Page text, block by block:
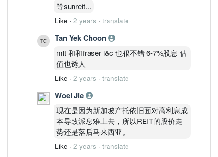
等sunreit...
Like · 2 years · translate
Tan Yek Choon
mlt 和和fraser l&c 也很不错 6-7%股息 估
值也诱人
Like · 2 years · translate
Woei Jie
现在是因为新加坡产托依旧面对高利息成
本导致派息难上去，所以REIT的股价走
势还是落后马来西亚。
Like · 2 years · translate